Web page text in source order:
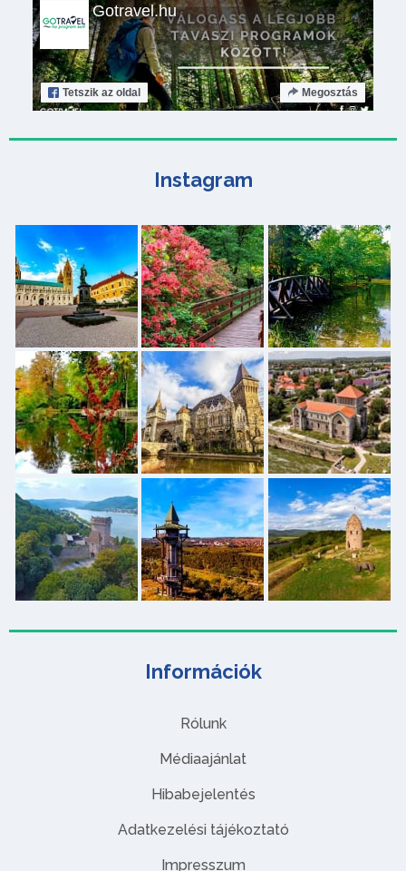
Információk
Rólunk
Médiaajánlat
Hibabejelentés
Adatkezelési tájékoztató
Impresszum
Gotravel.hu
Tetszik az oldal Megosztás
Instagram